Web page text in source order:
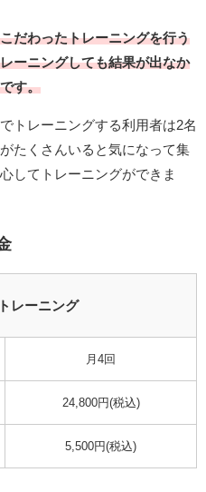
だわったトレーニングを行う
ーニングしても結果が出なか
す。
トレーニングする利用者は2名
たくさんいると気になって集
してトレーニングができま
レーニング
月4回
24,800円(税込)
5,500円(税込)